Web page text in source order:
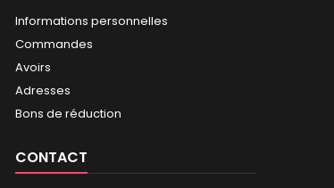
Informations personnelles
Commandes
Avoirs
Adresses
Bons de réduction
CONTACT